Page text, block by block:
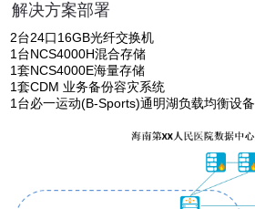
解决方案部署
2台24口16GB光纤交换机
1台NCS4000H混合存储
1套NCS4000E海量存储
1套CDM 业务备份容灾系统
1台必一运动(B-Sports)通明湖负载均衡设备